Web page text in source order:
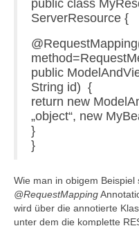
public class
ServerResource {
public
String id) {
return new
„object“, new
}
}
Wie man in obigem Beispiel
@RequestMapping
wird über die annotierte
unter dem die komplette